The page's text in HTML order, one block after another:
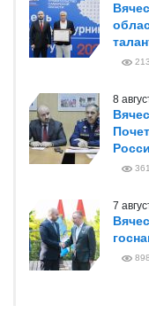
213
8
361
7
898